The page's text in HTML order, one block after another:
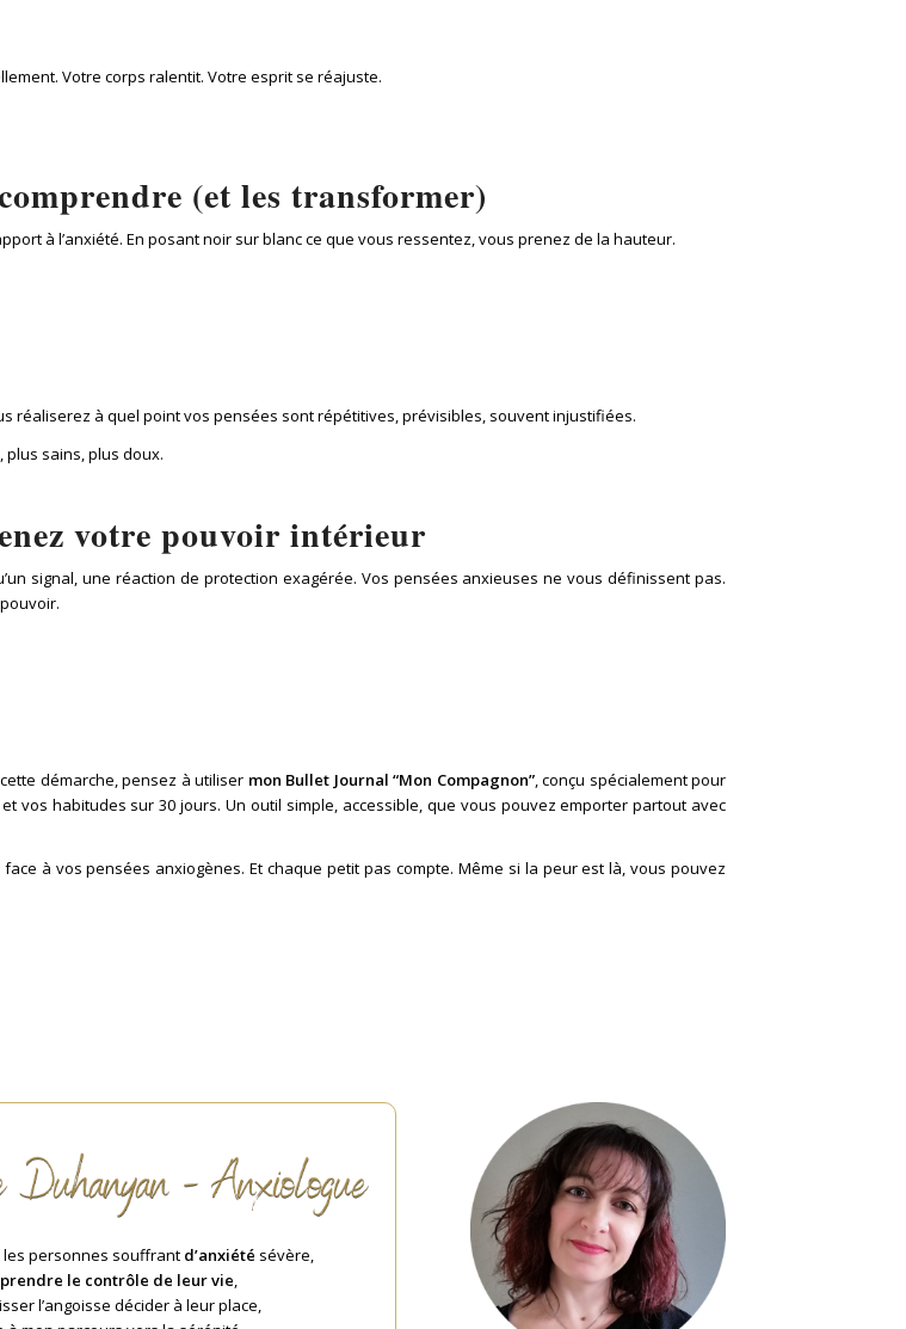
Votre corps ralentit. Votre esprit se réajuste.
(et les transformer)
à l’anxiété. En posant noir sur blanc ce que vous ressentez, vous prenez de la hauteur.
réaliserez à quel point vos pensées sont répétitives, prévisibles, souvent injustifiées.
sains, plus doux.
votre pouvoir intérieur
signal, une réaction de protection exagérée. Vos pensées anxieuses ne vous définissent pas.
démarche, pensez à utiliser mon Bullet Journal “Mon Compagnon”, conçu spécialement pour
vos habitudes sur 30 jours. Un outil simple, accessible, que vous pouvez emporter partout avec
à vos pensées anxiogènes. Et chaque petit pas compte. Même si la peur est là, vous pouvez
les personnes souffrant d’anxiété sévère,
le contrôle de leur vie
l’angoisse décider à leur place,